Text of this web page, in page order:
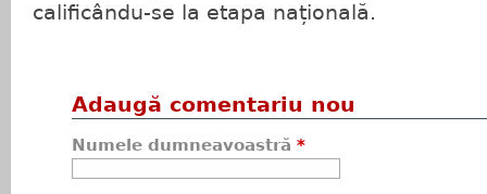
calificându-se la etapa națională.
Adaugă comentariu nou
Numele dumneavoastră *